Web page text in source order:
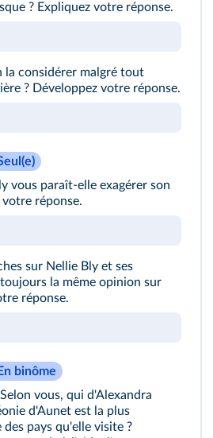
? Expliquez votre réponse.
la considérer malgré tout
? Développez votre réponse.
vous paraît-elle exagérer son
votre réponse.
sur Nellie Bly et ses
la même opinion sur
réponse.
En binôme
vous, qui d'Alexandra
d'Aunet est la plus
pays qu'elle visite ?